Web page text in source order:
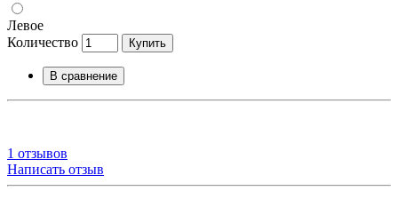
Левое
Количество
Купить
В сравнение
1 отзывов
Написать отзыв